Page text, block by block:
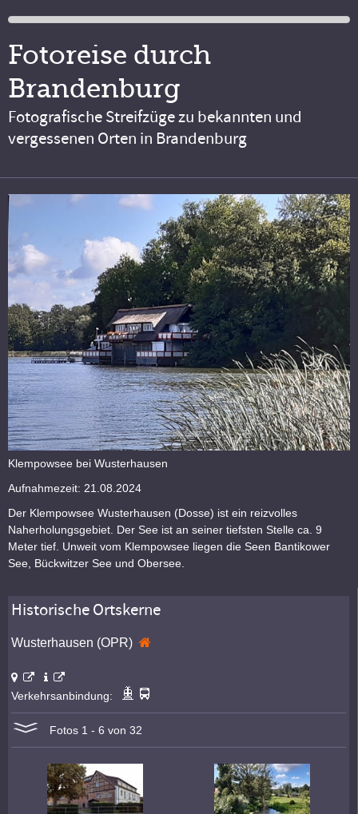
Fotoreise durch
Brandenburg
Fotografische Streifzüge zu bekannten und
vergessenen Orten in Brandenburg
Klempowsee bei Wusterhausen
Aufnahmezeit: 21.08.2024
Der Klempowsee Wusterhausen (Dosse) ist ein reizvolles
Naherholungsgebiet. Der See ist an seiner tiefsten Stelle ca. 9
Meter tief. Unweit vom Klempowsee liegen die Seen Bantikower
See, Bückwitzer See und Obersee.
Historische Ortskerne
Wusterhausen (OPR)
Verkehrsanbindung:
Fotos 1 - 6 von 32